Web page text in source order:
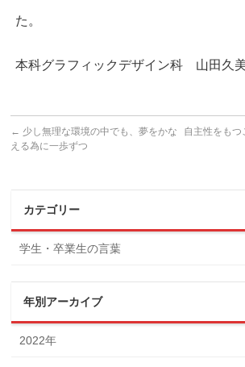
た。
本科グラフィックデザイン科 山田久
← 少し無理な環境の中でも、夢をかな
える為に一歩ずつ
自主性をもつ
カテゴリー
学生・卒業生の言葉
年別アーカイブ
2022年